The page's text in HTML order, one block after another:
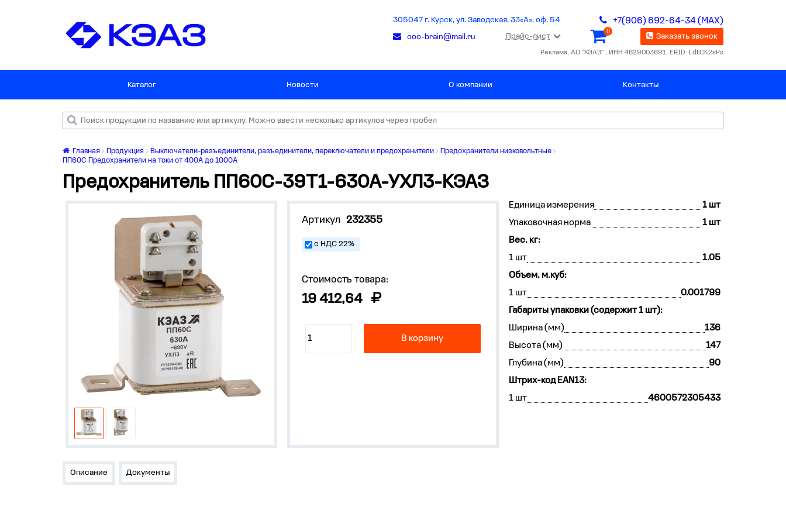
305047 г. Курск, ул. Заводская, 33«А», оф. 54 +7(906) 692-64-34 (MAX)
ooo-brain@mail.ru Прайс-лист
0
Заказать звонок
Реклама, АО "КЭАЗ" , ИНН 4629003691, ERID: LdtCK2sPs
Каталог Новости О компании Контакты
Главная Продукция Выключатели-разъединители, разъединители, переключатели и предохранители
Предохранители низковольтные
ПП60С Предохранители на токи от 400А до 1000А
Предохранитель ПП60С-39Т1-630А-УХЛ3-КЭАЗ
Артикул 232355
с НДС 22%
Стоимость товара:
19 412,64
В корзину
Единица измерения
1 шт
Упаковочная норма
1 шт
Вес, кг:
1 шт
1.05
Объем, м.куб:
1 шт
0.001799
Габариты упаковки (содержит 1 шт):
Ширина (мм)
136
Высота (мм)
147
Глубина (мм)
90
Штрих-код EAN13:
1 шт
4600572305433
Описание Документы